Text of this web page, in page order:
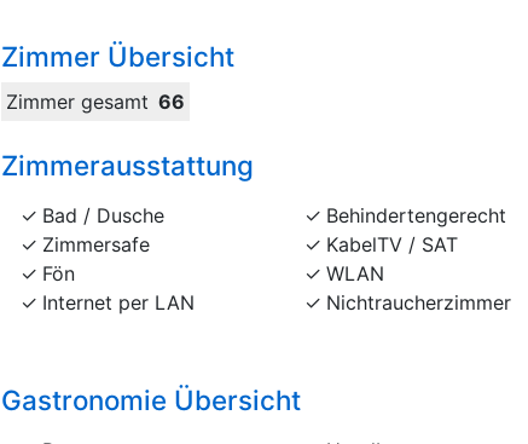
Zimmer Übersicht
Zimmer gesamt 66
Zimmerausstattung
Bad / Dusche
Zimmersafe
Fön
Internet per LAN
Behindertengerecht
KabelTV / SAT
WLAN
Nichtraucherzimmer
Gastronomie Übersicht